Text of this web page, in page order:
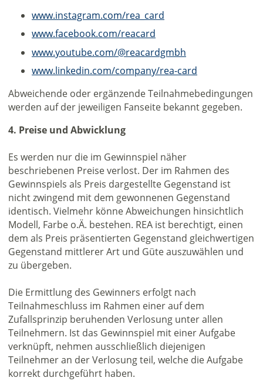
www.instagram.com/rea_card
www.facebook.com/reacard
www.youtube.com/@reacardgmbh
www.linkedin.com/company/rea-card
Abweichende oder ergänzende Teilnahmebedingungen
werden auf der jeweiligen Fanseite bekannt gegeben.
4. Preise und Abwicklung
Es werden nur die im Gewinnspiel näher
beschriebenen Preise verlost. Der im Rahmen des
Gewinnspiels als Preis dargestellte Gegenstand ist
nicht zwingend mit dem gewonnenen Gegenstand
identisch. Vielmehr könne Abweichungen hinsichtlich
Modell, Farbe o.Ä. bestehen. REA ist berechtigt, einen
dem als Preis präsentierten Gegenstand gleichwertigen
Gegenstand mittlerer Art und Güte auszuwählen und
zu übergeben.
Die Ermittlung des Gewinners erfolgt nach
Teilnahmeschluss im Rahmen einer auf dem
Zufallsprinzip beruhenden Verlosung unter allen
Teilnehmern. Ist das Gewinnspiel mit einer Aufgabe
verknüpft, nehmen ausschließlich diejenigen
Teilnehmer an der Verlosung teil, welche die Aufgabe
korrekt durchgeführt haben.